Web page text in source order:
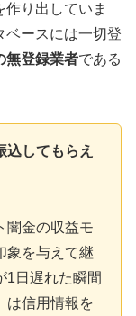
り出していま
ベースには一切登
無登録業者である
込してもらえ
闇金の収益モ
象を与えて継
1日遅れた瞬間
は信用情報を